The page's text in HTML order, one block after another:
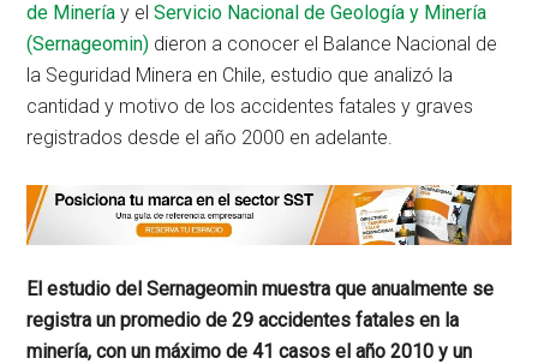
de Minería y elServicio Nacional de Geología y Minería
(Sernageomin) dieron a conocer el Balance Nacional de
la Seguridad Minera en Chile, estudio que analizó la
cantidad y motivo de los accidentes fatales y graves
registrados desde el año 2000 en adelante.
El estudio del Sernageomin muestra que anualmente se
registra un promedio de 29 accidentes fatales en la
minería, con un máximo de 41 casos el año 2010 y un